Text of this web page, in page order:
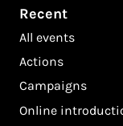
Recent
All events
Actions
Campaigns
Online